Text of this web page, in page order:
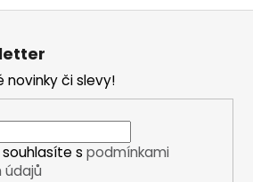
novinky či slevy!
s podmínkami
údajů